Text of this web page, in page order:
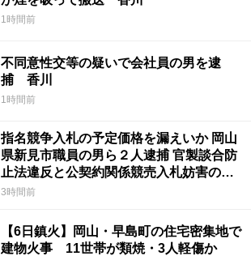
1時間前
不同意性交等の疑いで会社員の男を逮
捕 香川
1時間前
指名競争入札の予定価格を漏えいか 岡山
県新見市職員の男ら２人逮捕 官製談合防
止法違反と公契約関係競売入札妨害の疑
い
3時間前
【6日鎮火】岡山・早島町の住宅密集地で
建物火事 11世帯が類焼・3人軽傷か